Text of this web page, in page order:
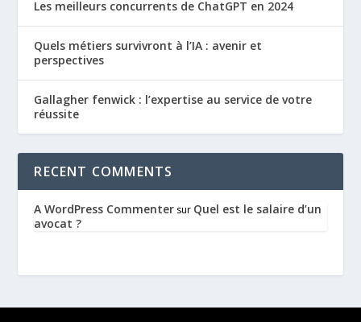
Les meilleurs concurrents de ChatGPT en 2024
Quels métiers survivront à l’IA : avenir et
perspectives
Gallagher fenwick : l’expertise au service de votre
réussite
RECENT COMMENTS
A WordPress Commenter sur Quel est le salaire d’un
avocat ?